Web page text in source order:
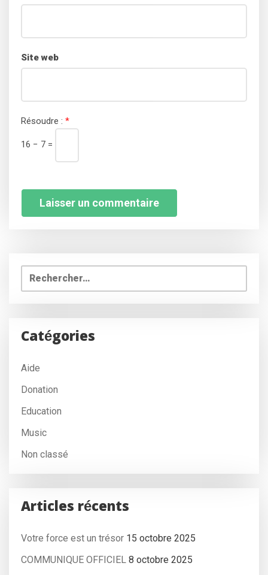
Site web
Résoudre : *
16 − 7 =
Rechercher :
Catégories
Aide
Donation
Education
Music
Non classé
Articles récents
Votre force est un trésor 15 octobre 2025
COMMUNIQUE OFFICIEL 8 octobre 2025